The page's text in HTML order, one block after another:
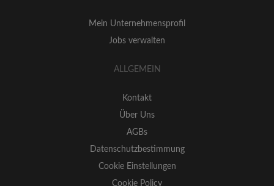
Mein Unternehmensprofil
Jobs verwalten
ALLGEMEIN
Kontakt
Über Uns
AGBs
Datenschutzbestimmung
Cookie Einstellungen
Cookie Policy